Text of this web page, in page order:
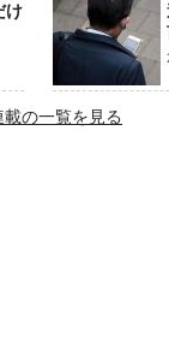
け
載の一覧を見る